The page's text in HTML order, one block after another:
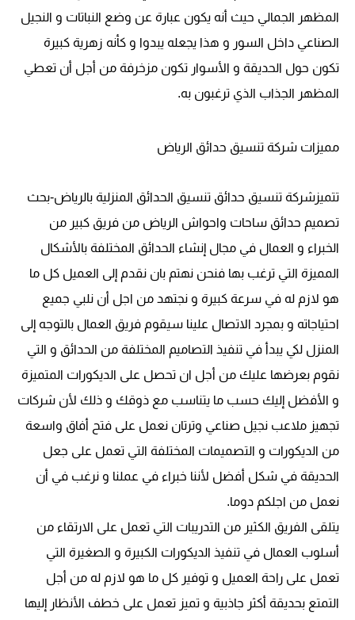
المظهر الجمالي حيث أنه يكون عبارة عن وضع النباتات و النجيل
الصناعي داخل السور و هذا يجعله يبدوا و كأنه زهرية كبيرة
تكون حول الحديقة و الأسوار تكون مزخرفة من أجل أن تعطي
المظهر الجذاب الذي ترغبون به.
مميزات شركة تنسيق حدائق الرياض
تتميزشركة تنسيق حدائق تنسيق الحدائق المنزلية بالرياض-بحث
تصميم حدائق ساحات واحواش الرياض من فريق كبير من
الخبراء و العمال في مجال إنشاء الحدائق المختلفة بالأشكال
المميزة التي ترغب بها فنحن نهتم بان نقدم إلى العميل كل ما
هو لازم له في سرعة كبيرة و نجتهد من اجل أن نلبي جميع
احتياجاته و بمجرد الاتصال علينا سيقوم فريق العمال بالتوجه إلى
المنزل لكي يبدأ في تنفيذ التصاميم المختلفة من الحدائق و التي
نقوم بعرضها عليك من أجل ان تحصل على الديكورات المتميزة
و الأفضل إليك حسب ما يتناسب مع ذوقك و ذلك لأن شركات
تجهيز ملاعب نجيل صناعي وترتان نعمل على فتح أفاق واسعة
من الديكورات و التصميمات المختلفة التي تعمل على جعل
الحديقة في شكل أفضل لأننا خبراء في عملنا و نرغب في أن
نعمل من اجلكم دوما.
يتلقى الفريق الكثير من التدريبات التي تعمل على الارتقاء من
أسلوب العمال في تنفيذ الديكورات الكبيرة و الصغيرة التي
تعمل على راحة العميل و توفير كل ما هو لازم له من أجل
التمتع بحديقة أكثر جاذبية و تميز تعمل على خطف الأنظار إليها